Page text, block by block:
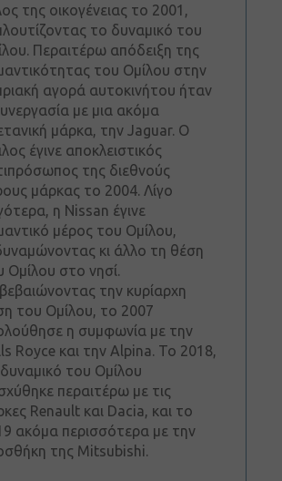
της οικογένειας το 2001,
το δυναμικό του
Περαιτέρω απόδειξη της
του Ομίλου στην
αγορά αυτοκινήτου ήταν
με μια ακόμα
μάρκα, την Jaguar. Ο
έγινε αποκλειστικός
της διεθνούς
μάρκας το 2004. Λίγο
η Nissan έγινε
μέρος του Ομίλου,
κι άλλο τη θέση
Ομίλου στο νησί.
την κυρίαρχη
του Ομίλου, το 2007
η συμφωνία με την
Royce και την Alpina. Το 2018,
του Ομίλου
περαιτέρω με τις
Renault και Dacia, και το
ακόμα περισσότερα με την
της Mitsubishi.